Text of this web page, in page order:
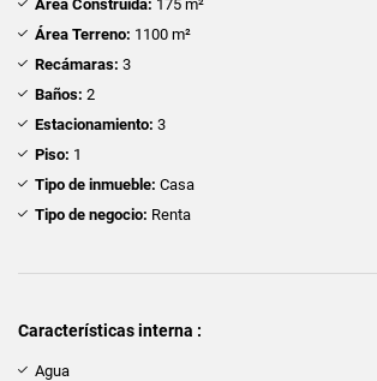
Área Construida: 175 m²
Área Terreno: 1100 m²
Recámaras: 3
Baños: 2
Estacionamiento: 3
Piso: 1
Tipo de inmueble: Casa
Tipo de negocio: Renta
Características interna :
Agua